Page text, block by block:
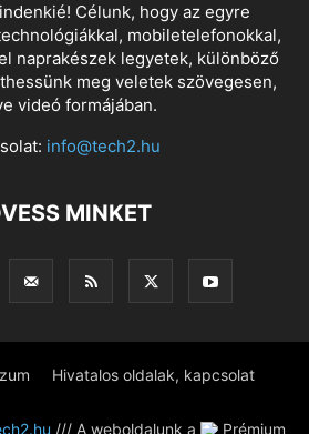
Célunk, hogy az egyre
mobiletelefonokkal,
naprakészek legyetek, különböző
meg veletek szövegesen,
videó formájában.
info@tech2.hu
MINKET
Hivatalos oldalak, kapcsolat
/// A weboldalunk a Prémium